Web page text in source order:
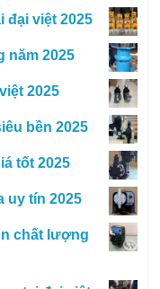
đại việt 2025
năm 2025
2025
bền 2025
tốt 2025
uy tín 2025
chất lượng